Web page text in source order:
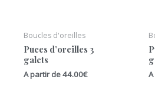
Boucles d'oreilles
Puces d’oreilles 3
galets
A partir de44.00€